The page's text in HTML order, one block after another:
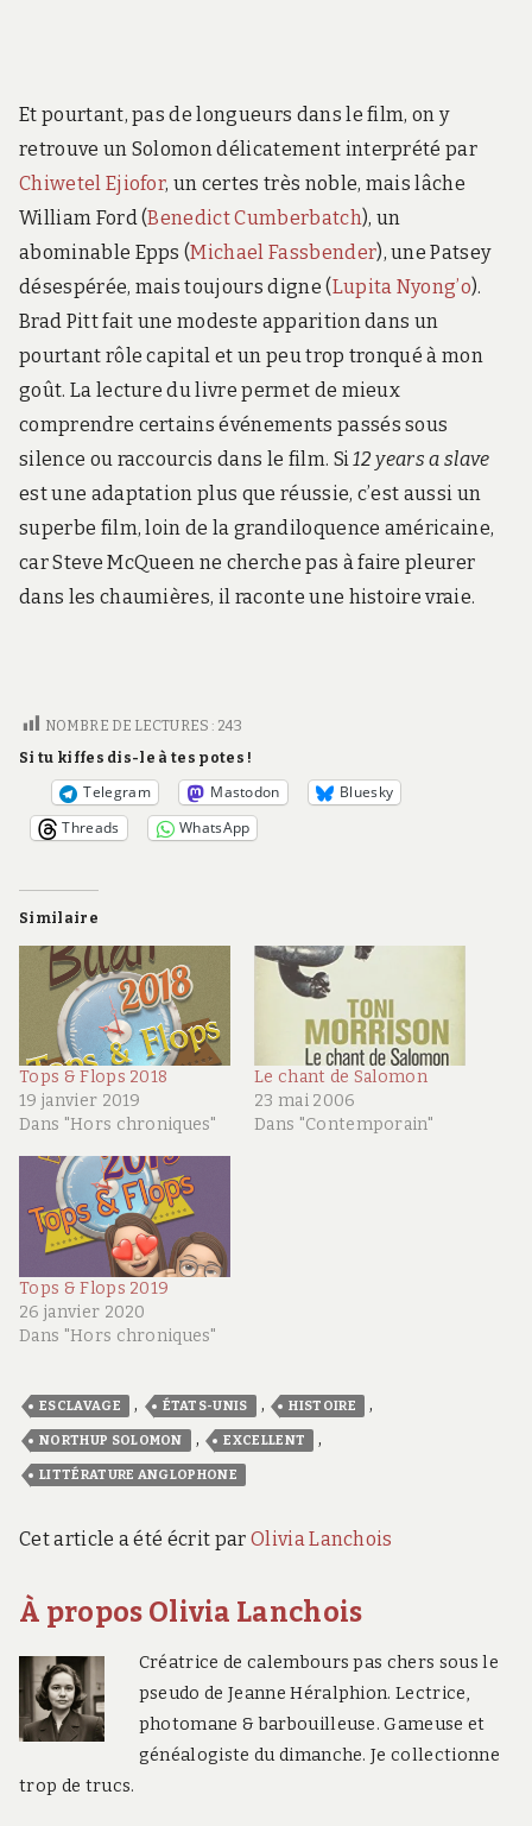
Et pourtant, pas de longueurs dans le film, on y
retrouve un Solomon délicatement interprété par
Chiwetel Ejiofor, un certes très noble, mais lâche
William Ford (Benedict Cumberbatch), un
abominable Epps (Michael Fassbender), une Patsey
désespérée, mais toujours digne (Lupita Nyong’o).
Brad Pitt fait une modeste apparition dans un
pourtant rôle capital et un peu trop tronqué à mon
goût. La lecture du livre permet de mieux
comprendre certains événements passés sous
silence ou raccourcis dans le film. Si12 years a slave
est une adaptation plus que réussie, c’est aussi un
superbe film, loin de la grandiloquence américaine,
car Steve McQueen ne cherche pas à faire pleurer
dans les chaumières, il raconte une histoire vraie.
NOMBRE DE LECTURES : 243
Si tu kiffes dis-le à tes potes !
Telegram Mastodon
Bluesky
Threads
WhatsApp
Similaire
Tops & Flops 2018
19 janvier 2019
Dans "Hors chroniques"
Le chant de Salomon
23 mai 2006
Dans "Contemporain"
Tops & Flops 2019
26 janvier 2020
Dans "Hors chroniques"
ESCLAVAGE , ÉTATS-UNIS , HISTOIRE ,
NORTHUP SOLOMON , EXCELLENT ,
LITTÉRATURE ANGLOPHONE
Cet article a été écrit par Olivia Lanchois
À propos Olivia Lanchois
Créatrice de calembours pas chers sous le
pseudo de Jeanne Héralphion. Lectrice,
photomane & barbouilleuse. Gameuse et
généalogiste du dimanche. Je collectionne
trop de trucs.